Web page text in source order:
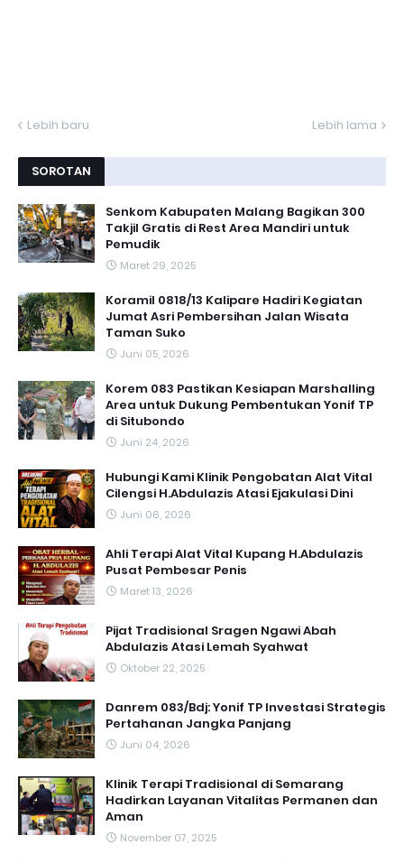
Lebih baru Lebih lama
SOROTAN
Senkom Kabupaten Malang Bagikan 300
Takjil Gratis di Rest Area Mandiri untuk
Pemudik
Maret 29, 2025
Koramil 0818/13 Kalipare Hadiri Kegiatan
Jumat Asri Pembersihan Jalan Wisata
Taman Suko
Juni 05, 2026
Korem 083 Pastikan Kesiapan Marshalling
Area untuk Dukung Pembentukan Yonif TP
di Situbondo
Juni 24, 2026
Hubungi Kami Klinik Pengobatan Alat Vital
Cilengsi H.Abdulazis Atasi Ejakulasi Dini
Juni 06, 2026
Ahli Terapi Alat Vital Kupang H.Abdulazis
Pusat Pembesar Penis
Maret 13, 2026
Pijat Tradisional Sragen Ngawi Abah
Abdulazis Atasi Lemah Syahwat
Oktober 22, 2025
Danrem 083/Bdj: Yonif TP Investasi Strategis
Pertahanan Jangka Panjang
Juni 04, 2026
Klinik Terapi Tradisional di Semarang
Hadirkan Layanan Vitalitas Permanen dan
Aman
November 07, 2025